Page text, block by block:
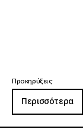
Προκηρύξεις
Περισσότερα